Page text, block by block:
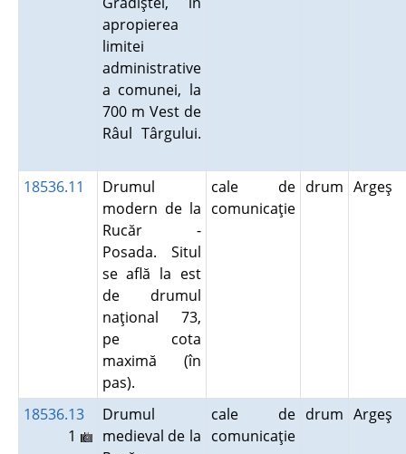
apropierea
limitei
administrative
a comunei, la
700 m Vest de
Râul Târgului.
18536.11
Drumul
modern de la
Rucăr -
Posada. Situl
se află la est
de drumul
naţional 73,
pe cota
maximă (în
pas).
cale de
comunicaţie
drum Argeş
18536.13
1
Drumul
medieval de la
cale de
comunicaţie
drum Argeş